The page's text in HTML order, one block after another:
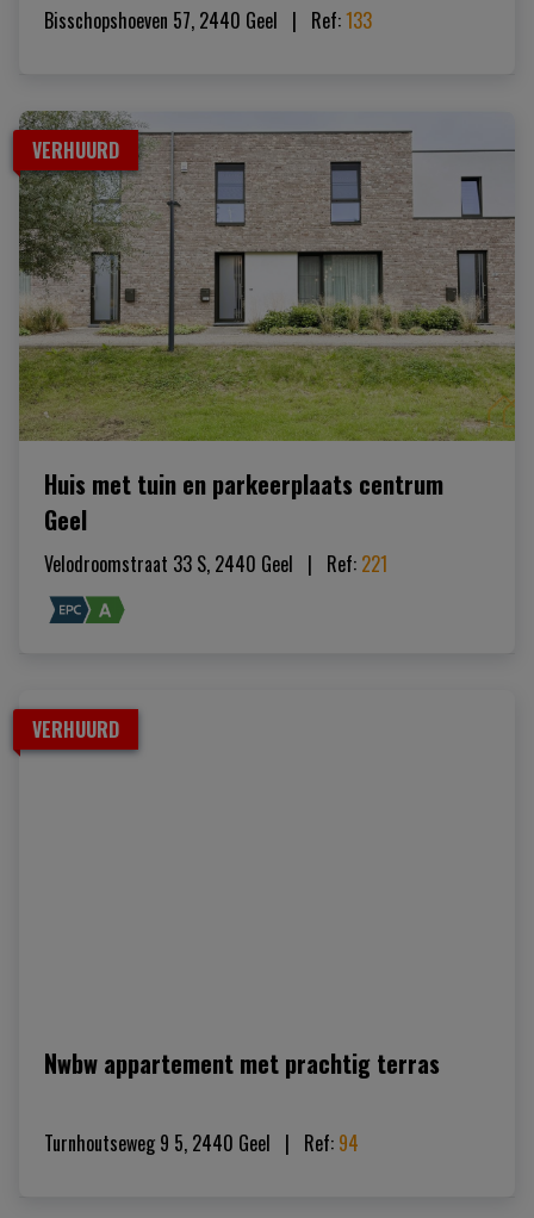
Bisschopshoeven 57, 2440 Geel | Ref: 133
VERHUURD
Huis met tuin en parkeerplaats centrum
Geel
Velodroomstraat 33 S, 2440 Geel | Ref: 221
VERHUURD
Nwbw appartement met prachtig terras
Turnhoutseweg 9 5, 2440 Geel | Ref: 94